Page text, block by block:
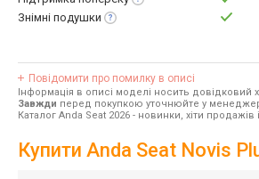
Знімні подушки
Повідомити про помилку в описі
Інформація в описі моделі носить довідковий
Завжди перед покупкою уточнюйте у
Каталог Anda Seat 2026 - новинки, хіти продажів
Купити Anda Seat Novis